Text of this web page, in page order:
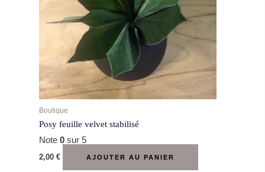
Boutique
Posy feuille velvet stabilisé
Note0 sur 5
2,00€ AJOUTER AU PANIER